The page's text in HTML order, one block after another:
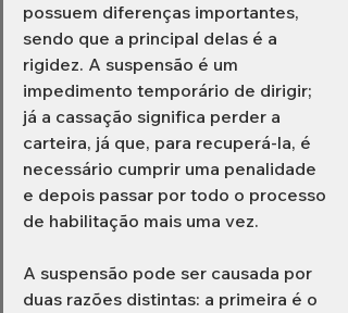
possuem diferenças importantes,
sendo que a principal delas é a
rigidez. A suspensão é um
impedimento temporário de dirigir;
já a cassação significa perder a
carteira, já que, para recuperá-la, é
necessário cumprir uma penalidade
e depois passar por todo o processo
de habilitação mais uma vez.
A suspensão pode ser causada por
duas razões distintas: a primeira é o